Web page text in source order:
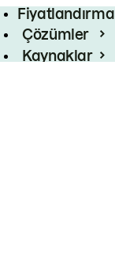
Fiyatlandırma
Çözümler
Kaynaklar